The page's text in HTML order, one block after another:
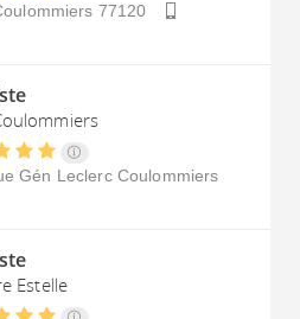
77120
Gén Leclerc Coulommiers
Estelle